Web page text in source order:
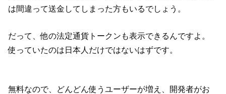
は間違って送金してしまった方もいるでしょう。
だって、他の法定通貨トークンも表示できるんですよ。
使っていたのは日本人だけではないはずです。
無料なので、どんどん使うユーザーが増え、開発者がお